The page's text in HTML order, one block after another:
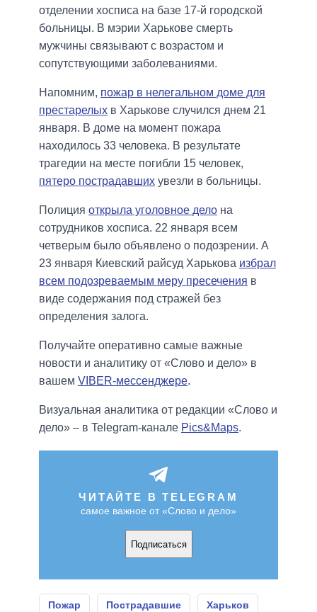
отделении хосписа на базе 17-й городской
больницы. В мэрии Харькове смерть
мужчины связывают с возрастом и
сопутствующими заболеваниями.
Напомним, пожар в нелегальном доме для
престарелых в Харькове случился днем 21
января. В доме на момент пожара
находилось 33 человека. В результате
трагедии на месте погибли 15 человек,
пятеро пострадавших увезли в больницы.
Полиция открыла уголовное дело на
сотрудников хосписа. 22 января всем
четверым было объявлено о подозрении. А
23 января Киевский райсуд Харькова избрал
всем подозреваемым меру пресечения в
виде содержания под стражей без
определения залога.
Получайте оперативно самые важные
новости и аналитику от «Слово и дело» в
вашем VIBER-мессенджере.
Визуальная аналитика от редакции «Слово и
дело» – в Telegram-канале Pics&Maps.
ЧИТАЙТЕ В TELEGRAM
самое важное от «Слово и дело»
Подписаться
Пожар Пострадавшие Харьков